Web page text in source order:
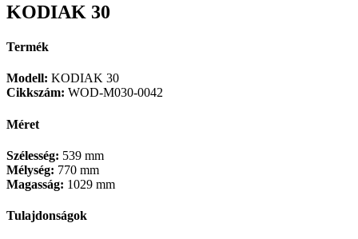
KODIAK 30
Termék
Modell: KODIAK 30
Cikkszám: WOD-M030-0042
Méret
Szélesség: 539 mm
Mélység: 770 mm
Magasság: 1029 mm
Tulajdonságok